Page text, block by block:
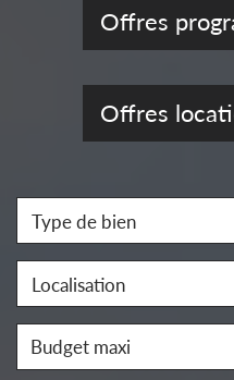
Offres
Offres
Type de bien
Localisation